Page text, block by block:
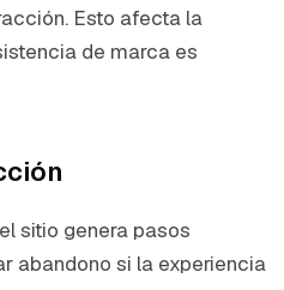
Esto afecta la
de marca es
sitio genera pasos
abandono si la experiencia